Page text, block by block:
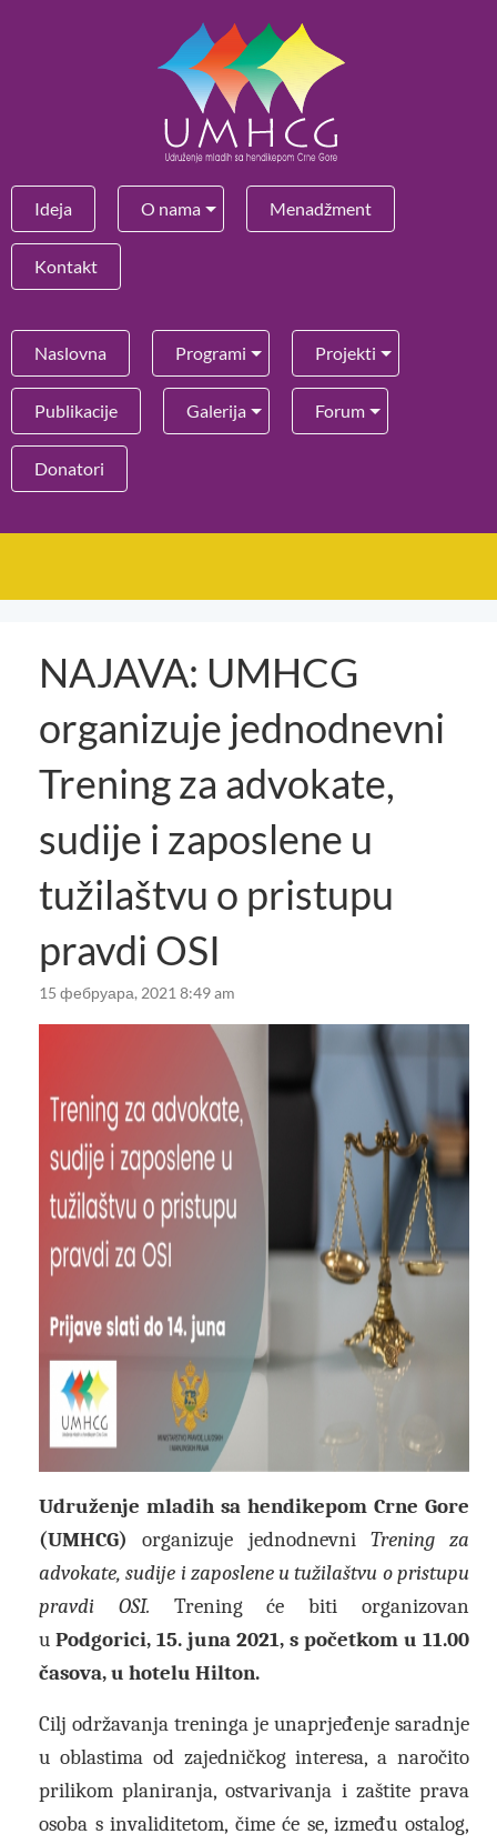
Ideja O nama Menadžment
Kontakt
Naslovna Programi Projekti
Publikacije Galerija Forum
Donatori
NAJAVA: UMHCG
organizuje jednodnevni
Trening za advokate,
sudije i zaposlene u
tužilaštvu o pristupu
pravdi OSI
15 фебруара, 2021 8:49 am
Udruženje mladih sa hendikepom Crne Gore
(UMHCG)organizuje jednodnevni
Trening za
advokate, sudije i zaposlene u tužilaštvu o pristupu
pravdi OSI.
Trening će biti organizovan
u Podgorici, 15. juna 2021, s početkom u 11.00
časova, u hotelu Hilton.
Cilj održavanja treninga je unaprjeđenje saradnje
u oblastima od zajedničkog interesa, a naročito
prilikom planiranja, ostvarivanja i zaštite prava
osoba s invaliditetom, čime će se, između ostalog,